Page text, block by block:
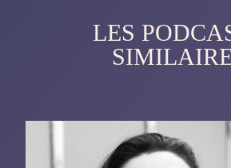
LES